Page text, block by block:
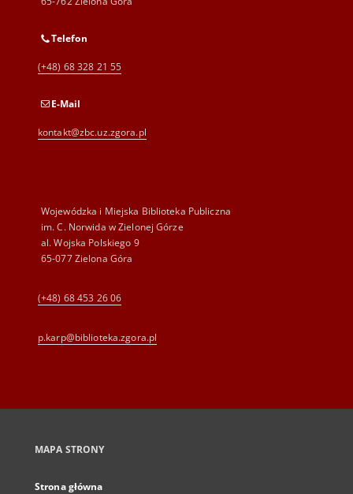
Telefon
(+48) 68 328 21 55
E-Mail
kontakt@zbc.uz.zgora.pl
Wojewódzka i Miejska Biblioteka Publiczna
im. C. Norwida w Zielonej Górze
al. Wojska Polskiego 9
65-077 Zielona Góra
(+48) 68 453 26 06
p.karp@biblioteka.zgora.pl
MAPA STRONY
Strona główna